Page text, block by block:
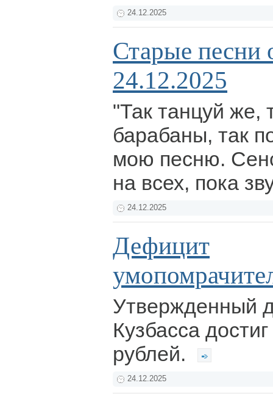
24.12.2025
Старые песни
24.12.2025
"Так танцуй же,
барабаны, так
мою песню.
на всех, пока
24.12.2025
Дефицит
Утвержденный
Кузбасса
рублей.
24.12.2025